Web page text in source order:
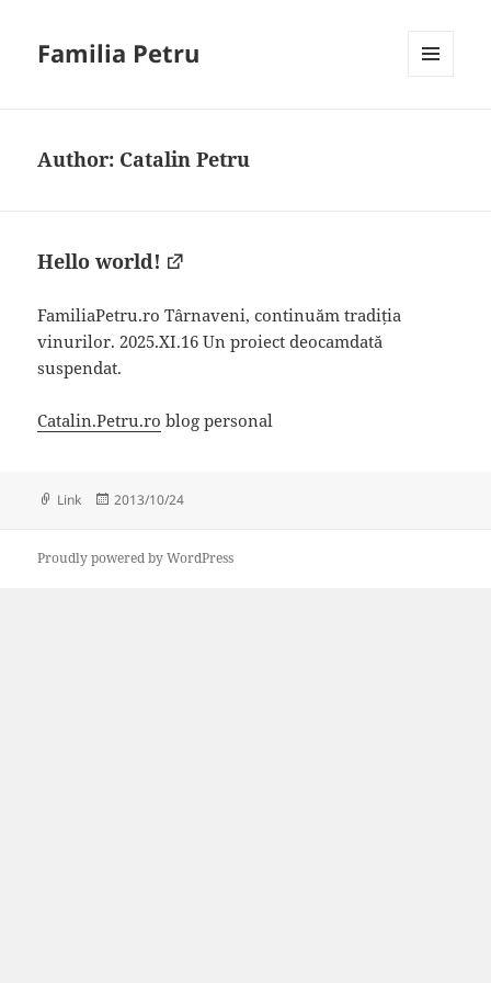
Familia Petru
Author: Catalin Petru
Hello world!
FamiliaPetru.ro Târnaveni, continuăm tradiția
vinurilor. 2025.XI.16 Un proiect deocamdată
suspendat.
Catalin.Petru.ro blog personal
Format
Link
Posted
2013/10/24
Proudly powered by WordPress